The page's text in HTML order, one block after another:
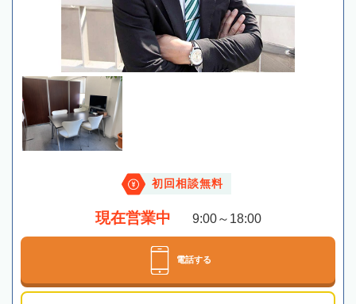
初回相談無料
現在営業中 9:00～18:00
電話する